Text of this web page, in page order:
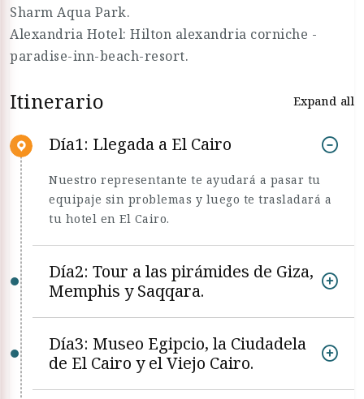
Sharm Aqua Park.
Alexandria Hotel: Hilton alexandria corniche -
paradise-inn-beach-resort.
Itinerario Expand all
Día1: Llegada a El Cairo
Nuestro representante te ayudará a pasar tu
equipaje sin problemas y luego te trasladará a
tu hotel en El Cairo.
Día2: Tour a las pirámides de Giza,
Memphis y Saqqara.
Día3: Museo Egipcio, la Ciudadela
de El Cairo y el Viejo Cairo.